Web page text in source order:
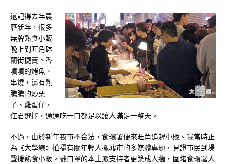
還記得去年農
曆新年，很多
無牌熟食小販
晚上到旺角砵
蘭街擺賣。香
噴噴的烤魚、
串燒，還有熱
騰騰的炒栗
子、雞蛋仔，
任君選擇，通通吃一口都足以讓人滿足一整天。
不過，由於新年夜市不合法，食環署便來旺角追趕小販。我當時正
為《大學線》拍攝有關年輕人擺墟市的多媒體專題，見證市民到場
聲援熟食小販。戴口罩的本土派支持者更築成人牆，圍堵食環署人